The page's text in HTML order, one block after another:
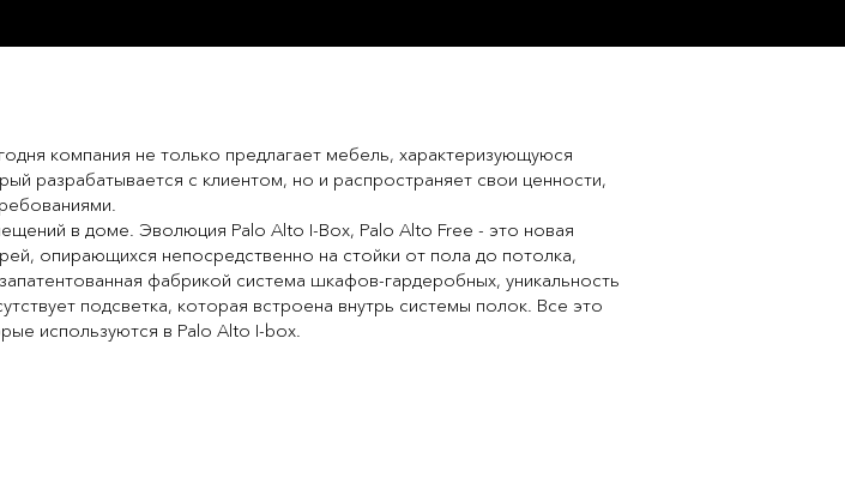
компания не только предлагает мебель, характеризующуюся
разрабатывается с клиентом, но и распространяет свои ценности,
в доме. Эволюция Palo Alto I-Box, Palo Alto Free - это новая
опирающихся непосредственно на стойки от пола до потолка,
фабрикой система шкафов-гардеробных, уникальность
подсветка, которая встроена внутрь системы полок. Все это
используются в Palo Alto I-box.